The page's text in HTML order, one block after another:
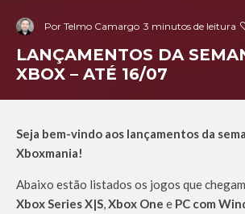
Por Telmo Camargo 3 minutos de leitura
LANÇAMENTOS DA
XBOX – ATÉ 16/07
Seja bem-vindo aos lançamentos da
Xboxmania!
Abaixo estão listados os jogos que
Xbox Series X|S Xbox One e PC com